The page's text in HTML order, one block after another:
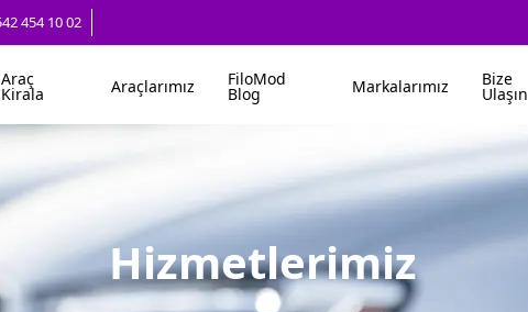
454 10 02
Araç
Kirala Araçlarımız FiloMod
Blog Markalarımız Bize
Ulaşın
Hizmetlerimiz